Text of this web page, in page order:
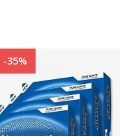
-35%